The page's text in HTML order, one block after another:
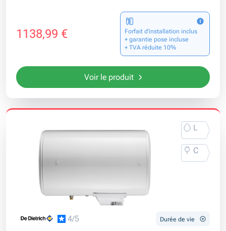
1138,99 €
Forfait d’installation inclus
+ garantie pose incluse
+ TVA réduite 10%
Voir le produit
L
C
4/5 Durée de vie